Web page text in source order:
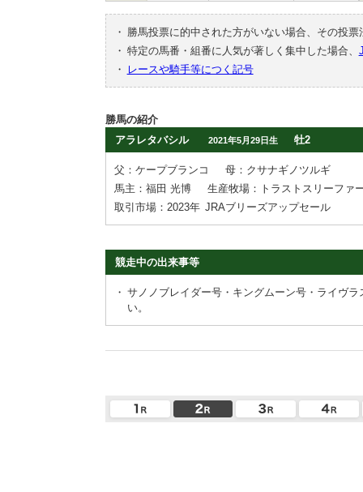
・
勝馬投票に的中された方がいない場合、その投
・ 特定の馬番・組番に人気が著しく集中した場合、
・
レースや騎手等につく記号
勝馬の紹介
アラレタバシル
2021年5月29日生 牡2
父：ケープブランコ
母：クサナギノツルギ
馬主：福田 光博
生産牧場：トラストスリーファ
取引市場：2023年 JRAブリーズアップセール
競走中の出来事等
・ サノノブレイダー号・キングムーン号・ライヴ
い。